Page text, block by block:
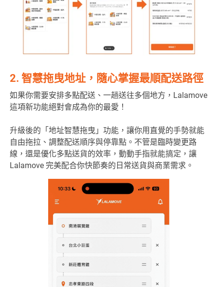
2. 智慧拖曳地址，隨心掌握最順配送路徑
如果你需要安排多點配送、一趟送往多個地方，Lalamove
這項新功能絕對會成為你的最愛！
升級後的「地址智慧拖曳」功能，讓你用直覺的手勢就能
自由拖拉、調整配送順序與停靠點。不管是臨時變更路
線，還是優化多點送貨的效率，動動手指就能搞定，讓
Lalamove 完美配合你快節奏的日常送貨與商業需求。